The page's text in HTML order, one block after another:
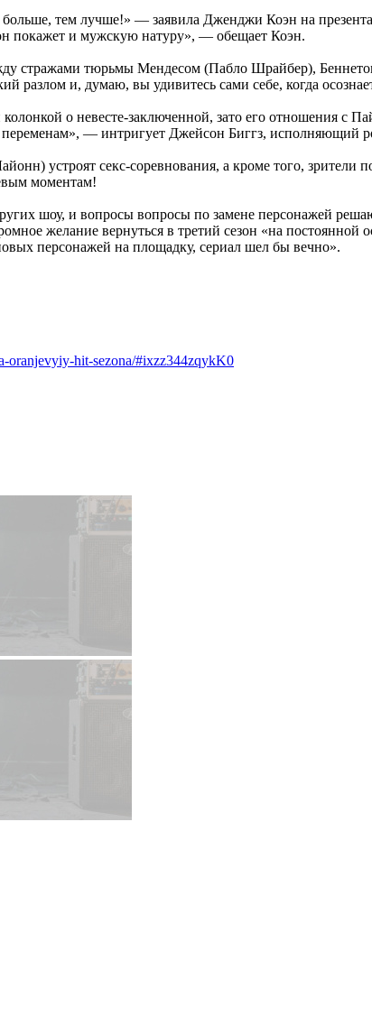
тем лучше!» — заявила Дженджи Коэн на
покажет и мужскую натуру», — обещает Коэн.
стражами тюрьмы Мендесом (Пабло Шрайбер),
разлом и, думаю, вы удивитесь сами себе, когда
о невесте-заключенной, зато его отношения с
— интригует Джейсон Биггз, исполняющий
устроят секс-соревнования, а кроме того, зрители
моментам!
шоу, и вопросы вопросы по замене персонажей
желание вернуться в третий сезон «на
персонажей на площадку, сериал шел бы вечно».
oranjevyiy-hit-sezona/#ixzz344zqykK0